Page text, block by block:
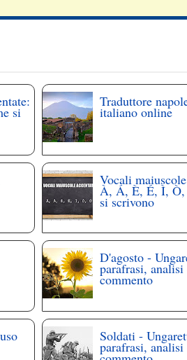
si
Traduttore
italiano online
Vocali
À, Á, È, É, Ì, Ò,
si scrivono
D'agosto -
parafrasi, analisi
commento
Soldati -
parafrasi, analisi